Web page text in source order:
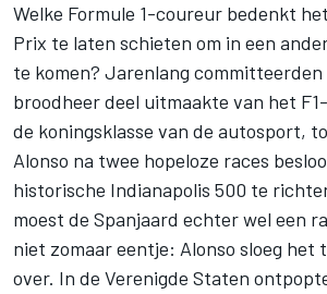
Welke Formule 1-coureur bedenkt
Prix te laten schieten om in een
te komen? Jarenlang
broodheer deel uitmaakte van het
de koningsklasse van de autosport,
Alonso na twee hopeloze races
historische Indianapolis 500 te
moest de Spanjaard echter wel een
niet zomaar eentje: Alonso sloeg het
over. In de Verenigde Staten